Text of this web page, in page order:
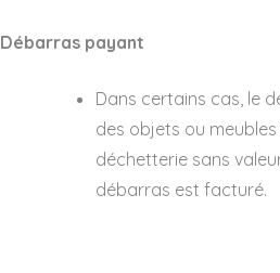
Débarras payant
Dans certains cas, le
des objets ou
déchetterie sans
débarras est facturé.